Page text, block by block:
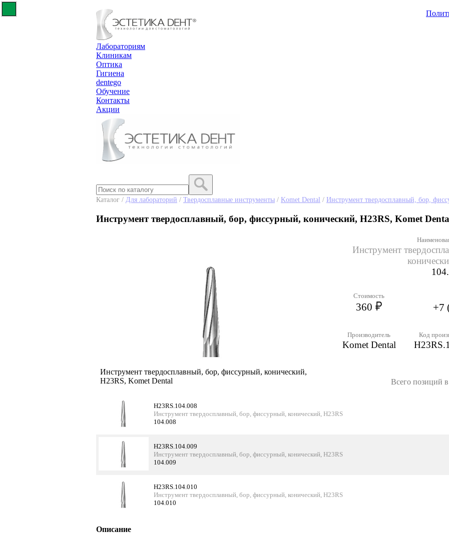
Лабораториям
Клиникам
Оптика
Гигиена
dentego
Обучение
Контакты
Акции
Каталог / Для лабораторий / Твердосплавные инструменты / Komet Dental / Инструмент твердосплавный, бор,
Инструмент твердосплавный, бор, фиссурный, конический, H23RS, Komet
Инструмент твердосплавный, бор, фиссурный, конический,
H23RS, Komet Dental
Инструмент
Стоимость
360 +7
Производитель
Komet Dental
Код
Всего позиций
H23RS.104.008
Инструмент твердосплавный, бор, фиссурный, конический, H23RS
104.008
H23RS.104.009
Инструмент твердосплавный, бор, фиссурный, конический, H23RS
104.009
H23RS.104.010
Инструмент твердосплавный, бор, фиссурный, конический, H23RS
104.010
Описание